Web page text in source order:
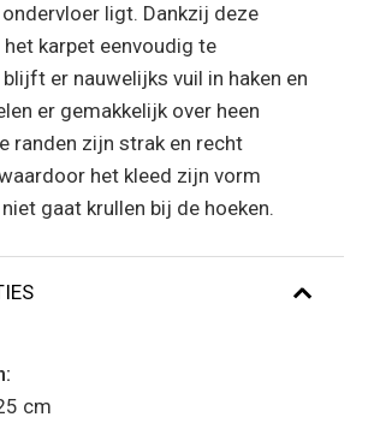
ligt. Dankzij deze
karpet eenvoudig te
er nauwelijks vuil in haken en
er gemakkelijk over heen
randen zijn strak en recht
het kleed zijn vorm
gaat krullen bij de hoeken.
cm